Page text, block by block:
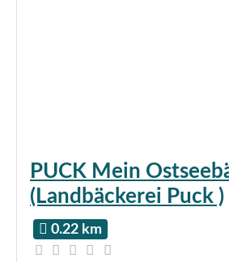
PUCK Mein
(Landbäckerei Puck )
0.22 km